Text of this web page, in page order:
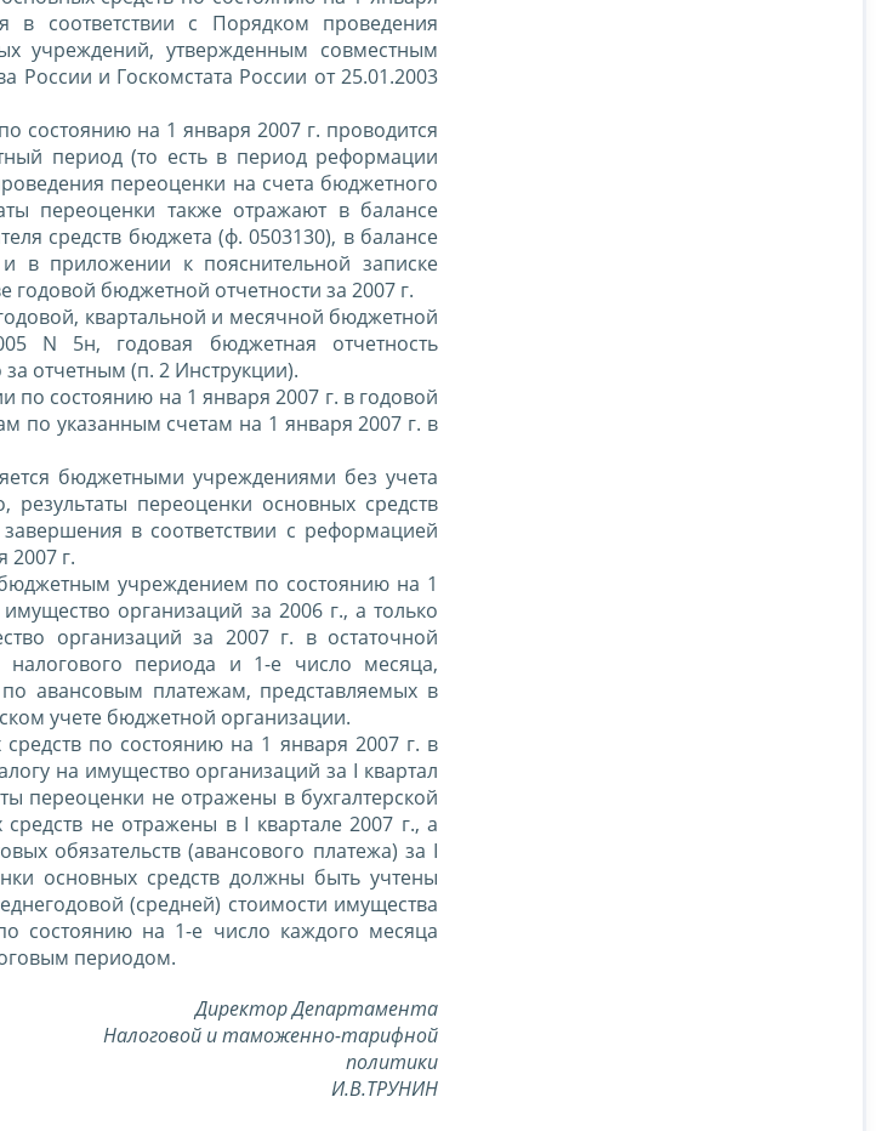
в соответствии с Порядком проведения
учреждений, утвержденным совместным
и Госкомстата России от 25.01.2003
состоянию на 1 января 2007 г. проводится
период (то есть в период реформации
переоценки на счета бюджетного
переоценки также отражают в балансе
средств бюджета (ф. 0503130), в балансе
в приложении к пояснительной записке
годовой бюджетной отчетности за 2007 г.
квартальной и месячной бюджетной
N 5н, годовая бюджетная отчетность
отчетным (п. 2 Инструкции).
по состоянию на 1 января 2007 г. в годовой
по указанным счетам на 1 января 2007 г. в
бюджетными учреждениями без учета
переоценки основных средств
в соответствии с реформацией
2007 г.
учреждением по состоянию на 1
организаций за 2006 г., а только
организаций за 2007 г. в остаточной
периода и 1-е число месяца,
авансовым платежам, представляемых в
учете бюджетной организации.
по состоянию на 1 января 2007 г. в
на имущество организаций за I квартал
переоценки не отражены в бухгалтерской
не отражены в I квартале 2007 г., а
обязательств (авансового платежа) за I
основных средств должны быть учтены
(средней) стоимости имущества
состоянию на 1-е число каждого месяца
периодом.
Директор Департамента
Налоговой и таможенно-тарифной
политики
И.В.ТРУНИН